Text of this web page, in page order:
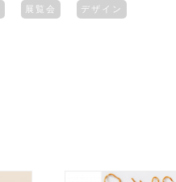
展覧会 デザイン